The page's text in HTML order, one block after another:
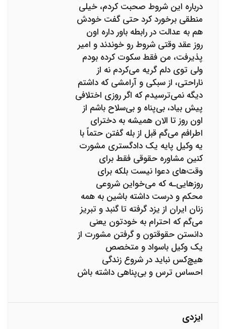
درباره این شروط صحبت کردم، خیلی
منطقی برخورد کرد حتی گفت خودش
هم به عدالت در رابطه باور داره اون
روز عقد وقتی شروط رو خوندند و امیر
پذیرفت، من فقط سکوت کرده بودم
ولی توی دلم گریه می‌کردم نه از
ناراحتی، از سبکی و آرامشی که داشتم
دیگه نمی‌ترسیدم که اگر روزی اختلافی
پیش بیاد، بی‌پناه و بی‌سلاح باشم از
اون روز تا الان همیشه به دخترای
اطرافم می‌گم قبل از بله گفتن حتماً با
یه وکیل پایه یک دادگستری مشورت
کنین مشاوره حقوقی فقط برای
وقت‌های دعوا نیست بلکه برای
روزهایی‌ـه که می‌خواین شروعی
محکم و درست داشته باشین به همه
زنان ایران از یزد گرفته تا گنبد و تبریز
می‌گم که احترام به خودتون یعنی
دانستن حقوقتون و گرفتن مشورت از
یک وکیل باسواد و متخصص
هیچ‌کس نباید در شروع زندگی
احساس ترس و بی‌پناهی داشته باش
ایزدی